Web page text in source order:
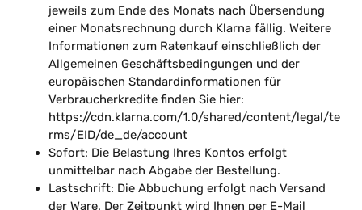
jeweils zum Ende des Monats nach Übersendung
einer Monatsrechnung durch Klarna fällig. Weitere
Informationen zum Ratenkauf einschließlich der
Allgemeinen Geschäftsbedingungen und der
europäischen Standardinformationen für
Verbraucherkredite finden Sie hier:
https://cdn.klarna.com/1.0/shared/content/legal/te
rms/EID/de_de/account
Sofort: Die Belastung Ihres Kontos erfolgt
unmittelbar nach Abgabe der Bestellung.
Lastschrift: Die Abbuchung erfolgt nach Versand
der Ware. Der Zeitpunkt wird Ihnen per E-Mail